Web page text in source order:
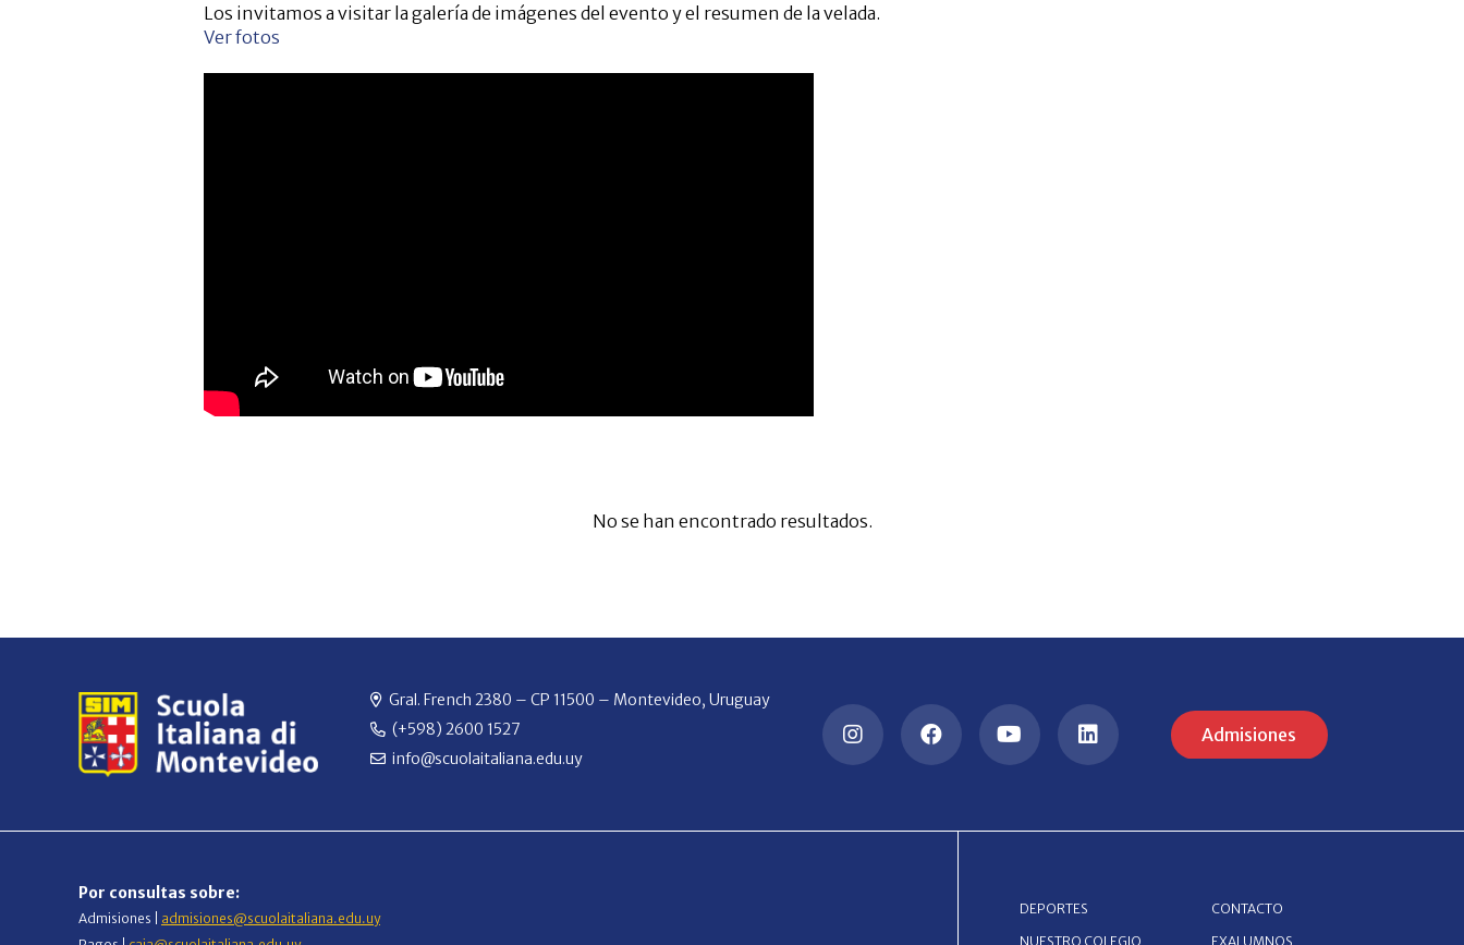
Los invitamos a visitar la galería de imágenes del evento y el resumen de la velada.
Ver fotos
No se han encontrado resultados.
Gral. French 2380 – CP 11500 – Montevideo, Uruguay
(+598) 2600 1527
info@scuolaitaliana.edu.uy
Admisiones
Por consultas sobre:
Admisiones | admisiones@scuolaitaliana.edu.uy
DEPORTES
NUESTRO COLEGIO
CONTACTO
EXALUMNOS